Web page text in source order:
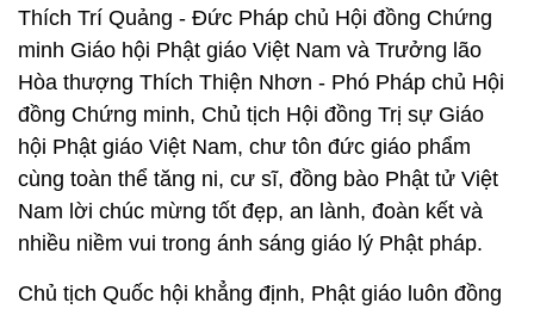
Thích Trí Quảng - Đức Pháp chủ Hội đồng Chứng
minh Giáo hội Phật giáo Việt Nam và Trưởng lão
Hòa thượng Thích Thiện Nhơn - Phó Pháp chủ Hội
đồng Chứng minh, Chủ tịch Hội đồng Trị sự Giáo
hội Phật giáo Việt Nam, chư tôn đức giáo phẩm
cùng toàn thể tăng ni, cư sĩ, đồng bào Phật tử Việt
Nam lời chúc mừng tốt đẹp, an lành, đoàn kết và
nhiều niềm vui trong ánh sáng giáo lý Phật pháp.
Chủ tịch Quốc hội khẳng định, Phật giáo luôn đồng